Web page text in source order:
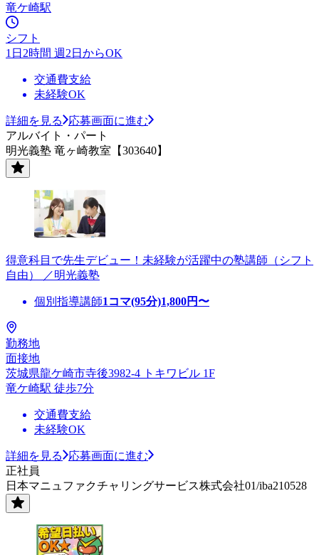
竜ケ崎駅
シフト
1日2時間 週2日からOK
交通費支給
未経験OK
詳細を見る
応募画面に進む
アルバイト・パート
明光義塾 竜ヶ崎教室【303640】
得意科目で先生デビュー！未経験が活躍中の塾講師（シフト
自由） ／明光義塾
個別指導講師1コマ(95分)1,800円〜
勤務地
面接地
茨城県龍ケ崎市寺後3982-4 トキワビル 1F
竜ケ崎駅 徒歩7分
交通費支給
未経験OK
詳細を見る
応募画面に進む
正社員
日本マニュファクチャリングサービス株式会社01/iba210528